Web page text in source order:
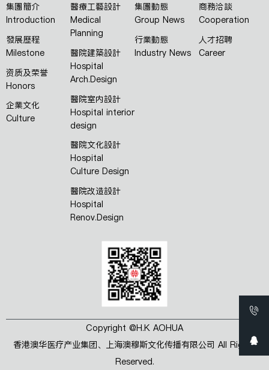
集團簡介
Introduction
發展歷程
Milestone
资质及荣誉
Honors
企業文化
Culture
醫療工藝設計
Medical
Planning
醫院建築設計
Hospital
Arch.Design
醫院室内設計
Hospital interior
design
醫院文化設計
Hospital
Culture Design
醫院改造設計
Hospital
Renov.Design
集團動態
Group News
行業動態
Industry News
商務洽談
Cooperation
人才招聘
Career
Copyright @H.K AOHUA
香港澳华医疗产业集团、上海澳穆斯文化传播有限公司 All Rights
Reserved.